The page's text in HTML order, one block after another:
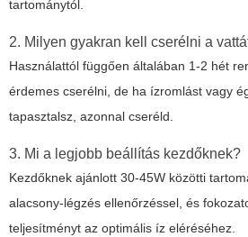
tartománytól.
2. Milyen gyakran kell cserélni a
Használattól függően általában 1-2 hét
érdemes cserélni, de ha ízromlást vagy
tapasztalsz, azonnal cseréld.
3. Mi a legjobb beállítás kezdőknek?
Kezdőknek ajánlott 30-45W közötti
alacsony-légzés ellenőrzéssel, és
teljesítményt az optimális íz eléréséhez.